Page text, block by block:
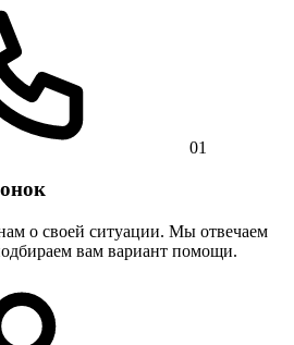
01
о своей ситуации. Мы отвечаем
вам вариант помощи.